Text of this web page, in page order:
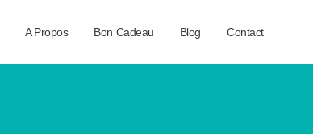
A Propos Bon Cadeau Blog Contact